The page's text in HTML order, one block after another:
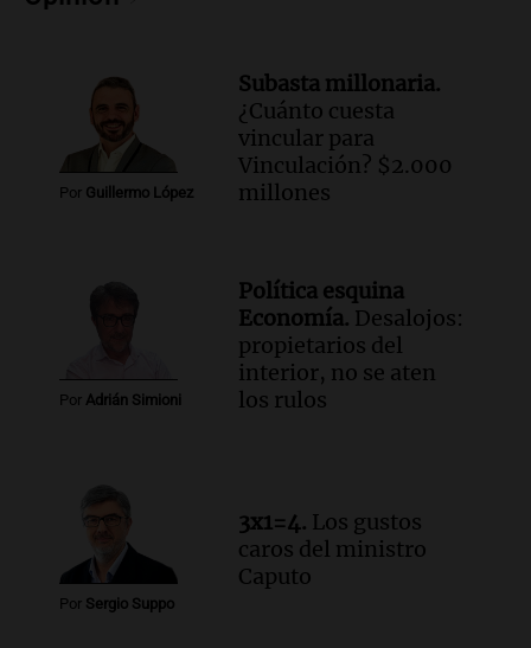
Audio.
Mateo, a los 25 años, lucha
contra el tiempo: necesita un trasplante
para poder seguir viviend
Una mañana para todos
Episodios
Una mañana para todos
Episodios
Altas Cumbres: rescataron a una
cabra que llevaba ocho días atrapada en
Audio.
Chile planteó mejorar la
conectividad fronteriza, aérea y digital
con Jujuy
Panorama Federal
Episodios
Por Guillermo López
Subasta millonaria.
¿Cuánto cuesta
vincular para
Vinculación? $2.000
millones
Por Adrián Simioni
Política esquina
Economía. Desalojos:
propietarios del
interior, no se aten
los rulos
Por Sergio Suppo
3x1=4. Los gustos
caros del ministro
Caputo